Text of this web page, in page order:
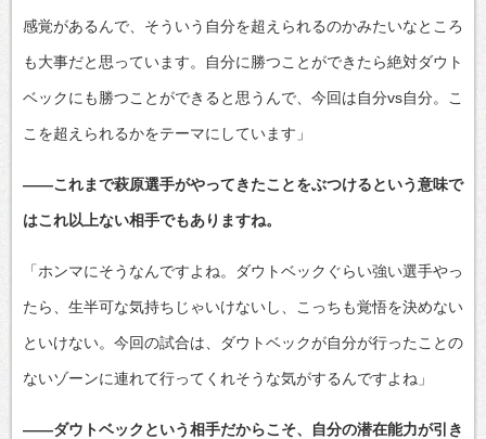
感覚があるんで、そういう自分を超えられるのかみたいなところ
も大事だと思っています。自分に勝つことができたら絶対ダウト
ベックにも勝つことができると思うんで、今回は自分vs自分。こ
こを超えられるかをテーマにしています」
――これまで萩原選手がやってきたことをぶつけるという意味で
はこれ以上ない相手でもありますね。
「ホンマにそうなんですよね。ダウトベックぐらい強い選手やっ
たら、生半可な気持ちじゃいけないし、こっちも覚悟を決めない
といけない。今回の試合は、ダウトベックが自分が行ったことの
ないゾーンに連れて行ってくれそうな気がするんですよね」
――ダウトベックという相手だからこそ、自分の潜在能力が引き